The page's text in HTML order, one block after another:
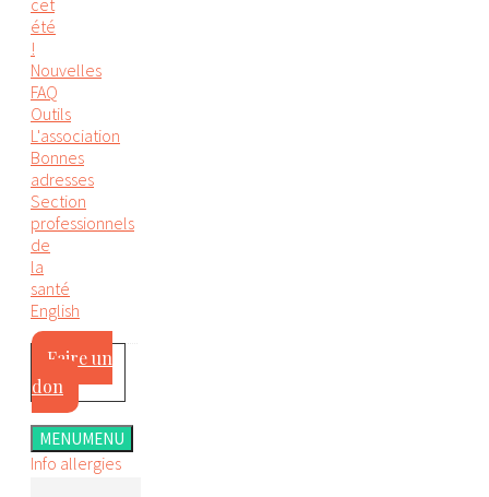
cet
été
!
Nouvelles
FAQ
Outils
L'association
Bonnes
adresses
Section
professionnels
de
la
santé
English
Faire un
don
MENUMENU
Info allergies